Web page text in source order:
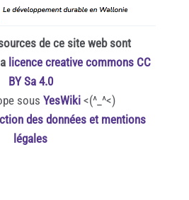
de ce site web sont
licence creative commons CC
BY Sa 4.0
sous YesWiki<(^_^<)
des données et mentions
légales